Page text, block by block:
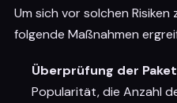
Um sich vor solchen
folgende Maßnahmen
Überprüfung der
Popularität, die Anzahl